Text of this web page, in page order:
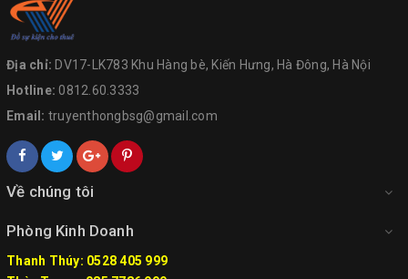
Địa chỉ: DV17-LK783 Khu Hàng bè, Kiến Hưng, Hà Đông, Hà Nội
Hotline:0812.60.3333
Email: truyenthongbsg@gmail.com
Về chúng tôi
Phòng Kinh Doanh
Thanh Thúy: 0528 405 999